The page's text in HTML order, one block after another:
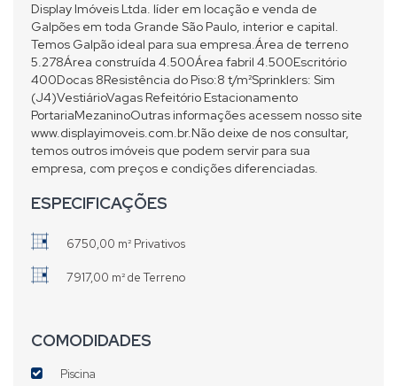
Display Imóveis Ltda. líder em locação e venda de
Galpões em toda Grande São Paulo, interior e capital.
Temos Galpão ideal para sua empresa.Área de terreno
5.278Área construída 4.500Área fabril 4.500Escritório
400Docas 8Resistência do Piso:8 t/m²Sprinklers: Sim
(J4)VestiárioVagas Refeitório Estacionamento
PortariaMezaninoOutras informações acessem nosso site
www.displayimoveis.com.br.Não deixe de nos consultar,
temos outros imóveis que podem servir para sua
empresa, com preços e condições diferenciadas.
ESPECIFICAÇÕES
6750,00 m² Privativos
7917,00 m² de Terreno
COMODIDADES
Piscina